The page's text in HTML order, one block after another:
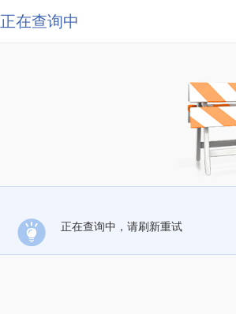
正在查询中
正在查询中，请刷新重试